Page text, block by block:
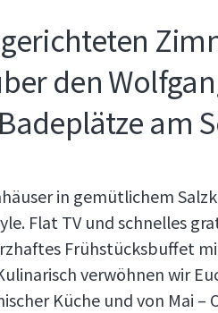
den
am
in gemütlichem
Flat TV und schnelles
Frühstücksbuffet
verwöhnen wir
Küche und von Mai –